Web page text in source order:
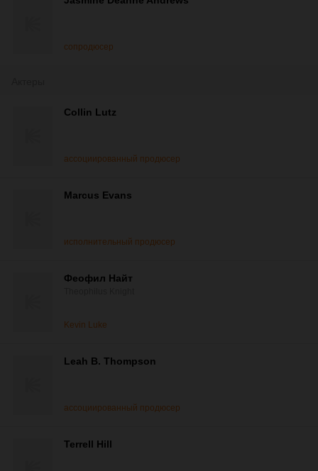
сопродюсер
Collin Lutz
ассоциированный продюсер
Marcus Evans
исполнительный продюсер
Феофил Найт
Kevin Luke
Leah B. Thompson
ассоциированный продюсер
Terrell Hill